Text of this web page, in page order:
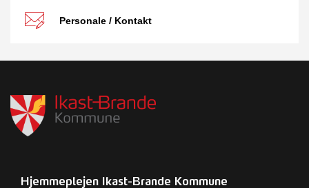
Personale / Kontakt
Hjemmeplejen Ikast-Brande Kommune